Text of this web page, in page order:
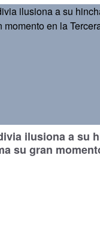
ilusiona a su
su gran